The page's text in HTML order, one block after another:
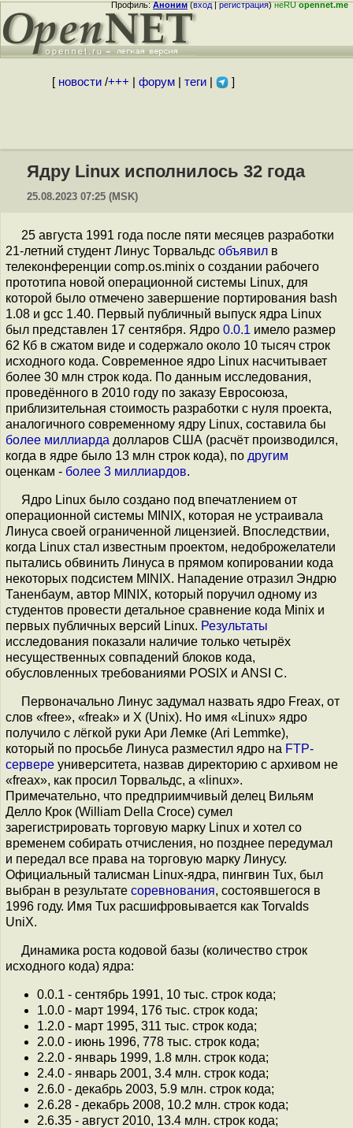
Профиль:Аноним(вход|регистрация)неRUopennet.me
[ новости/+++ форум| теги| ]
Ядру Linux исполнилось 32 года
25.08.2023 07:25 (MSK)
25 августа 1991 года после пяти месяцев разработки
21-летний студент Линус Торвальдс объявил в
телеконференции comp.os.minix о создании рабочего
прототипа новой операционной системы Linux, для
которой было отмечено завершение портирования bash
1.08 и gcc 1.40. Первый публичный выпуск ядра Linux
был представлен 17 сентября. Ядро 0.0.1 имело размер
62 Кб в сжатом виде и содержало около 10 тысяч строк
исходного кода. Современное ядро Linux насчитывает
более 30 млн строк кода. По данным исследования,
проведённого в 2010 году по заказу Евросоюза,
приблизительная стоимость разработки с нуля проекта,
аналогичного современному ядру Linux, составила бы
более миллиарда долларов США (расчёт производился,
когда в ядре было 13 млн строк кода), по другим
оценкам - более 3 миллиардов.
Ядро Linux было создано под впечатлением от
операционной системы MINIX, которая не устраивала
Линуса своей ограниченной лицензией. Впоследствии,
когда Linux стал известным проектом, недоброжелатели
пытались обвинить Линуса в прямом копировании кода
некоторых подсистем MINIX. Нападение отразил Эндрю
Таненбаум, автор MINIX, который поручил одному из
студентов провести детальное сравнение кода Minix и
первых публичных версий Linux. Результаты
исследования показали наличие только четырёх
несущественных совпадений блоков кода,
обусловленных требованиями POSIX и ANSI C.
Первоначально Линус задумал назвать ядро Freax, от
слов «free», «freak» и X (Unix). Но имя «Linux» ядро
получило с лёгкой руки Ари Лемке (Ari Lemmke),
который по просьбе Линуса разместил ядро на FTP-
сервере университета, назвав директорию с архивом не
«freax», как просил Торвальдс, а «linux».
Примечательно, что предприимчивый делец Вильям
Делло Крок (William Della Croce) сумел
зарегистрировать торговую марку Linux и хотел со
временем собирать отчисления, но позднее передумал
и передал все права на торговую марку Линусу.
Официальный талисман Linux-ядра, пингвин Tux, был
выбран в результате соревнования, состоявшегося в
1996 году. Имя Tux расшифровывается как Torvalds
UniX.
Динамика роста кодовой базы (количество строк
исходного кода) ядра:
0.0.1 - сентябрь 1991, 10 тыс. строк кода;
1.0.0 - март 1994, 176 тыс. строк кода;
1.2.0 - март 1995, 311 тыс. строк кода;
2.0.0 - июнь 1996, 778 тыс. строк кода;
2.2.0 - январь 1999, 1.8 млн. строк кода;
2.4.0 - январь 2001, 3.4 млн. строк кода;
2.6.0 - декабрь 2003, 5.9 млн. строк кода;
2.6.28 - декабрь 2008, 10.2 млн. строк кода;
2.6.35 - август 2010, 13.4 млн. строк кода;